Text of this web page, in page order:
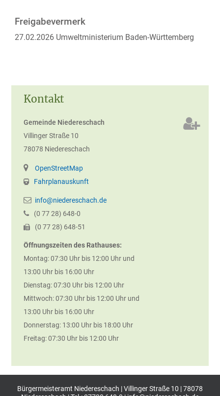
Kontakt
Gemeinde Niedereschach
Villinger Straße 10
78078 Niedereschach
OpenStreetMap
Fahrplanauskunft
info@niedereschach.de
(0 7728) 648-0
(0 7728) 648-51
Öffnungszeiten des Rathauses:
Montag: 07:30 Uhr bis 12:00 Uhr und
13:00 Uhr bis 16:00 Uhr
Dienstag: 07:30 Uhr bis 12:00 Uhr
Mittwoch: 07:30 Uhr bis 12:00 Uhr und
13:00 Uhr bis 16:00 Uhr
Donnerstag: 13:00 Uhr bis 18:00 Uhr
Freitag: 07:30 Uhr bis 12:00 Uhr
Freigabevermerk
27.02.2026 Umweltministerium Baden-Württemberg
Bürgermeisteramt Niedereschach | Villinger Straße 10 | 78078